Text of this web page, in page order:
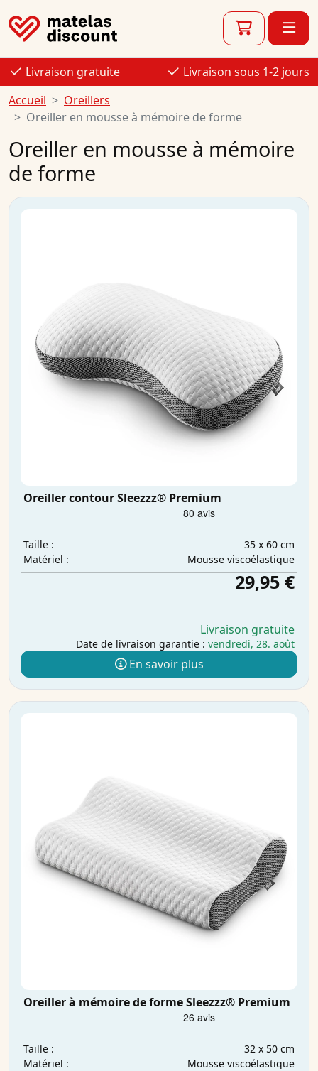
Livraison gratuite
Livraison sous 1-2 jours
Accueil
Oreillers
Oreiller en mousse à mémoire de forme
Oreiller en mousse à mémoire
de forme
Oreiller contour Sleezzz® Premium
Taille :
35 x 60 cm
Matériel :
Mousse viscoélastique
29,95 €
Livraison gratuite
Date de livraison garantie : vendredi, 28. août
En savoir plus
Oreiller à mémoire de forme Sleezzz® Premium
Taille :
32 x 50 cm
Matériel :
Mousse viscoélastique